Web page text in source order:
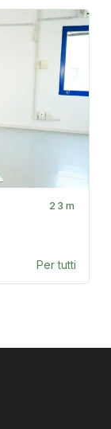
23m
Per tutti